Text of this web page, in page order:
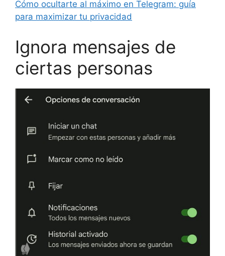
Cómo ocultarte al máximo en Telegram: guía
para maximizar tu privacidad
Ignora mensajes de
ciertas personas